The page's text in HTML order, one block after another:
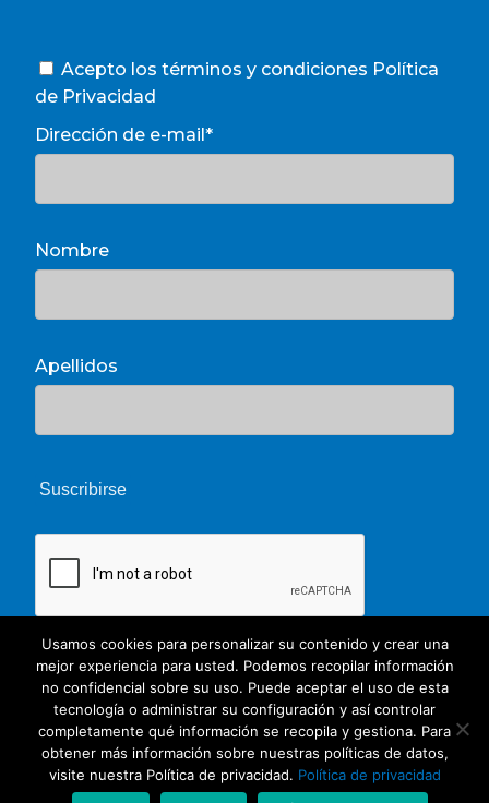
Acepto los términos y condiciones Política
de Privacidad
Dirección de e-mail*
Nombre
Apellidos
© 2026 Unate. CC Creative Commons
Usamos cookies para personalizar su contenido y crear una
mejor experiencia para usted. Podemos recopilar información
no confidencial sobre su uso. Puede aceptar el uso de esta
tecnología o administrar su configuración y así controlar
completamente qué información se recopila y gestiona. Para
obtener más información sobre nuestras políticas de datos,
visite nuestra Política de privacidad. Política de privacidad